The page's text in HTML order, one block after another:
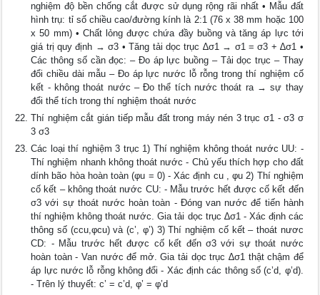
nghiệm độ bền chống cắt được sử dụng rộng rãi nhất • Mẫu đất
hình trụ: tỉ số chiều cao/đường kính là 2:1 (76 x 38 mm hoặc 100
x 50 mm) • Chất lỏng được chứa đầy buồng và tăng áp lực tới
giá trị quy định → σ3 • Tăng tải dọc trục ∆σ1 → σ1 = σ3 + ∆σ1 •
Các thông số cần đọc: – Đo áp lực buồng – Tải dọc trục – Thay
đổi chiều dài mẫu – Đo áp lực nước lỗ rỗng trong thí nghiệm cố
kết - không thoát nước – Đo thể tích nước thoát ra → sự thay
đổi thể tích trong thí nghiệm thoát nước
Thí nghiệm cắt gián tiếp mẫu đất trong máy nén 3 trục σ1 - σ3 σ
3 σ3
Các loại thí nghiệm 3 trục 1) Thí nghiệm không thoát nước UU: -
Thí nghiệm nhanh không thoát nước - Chủ yếu thích hợp cho đất
dính bão hòa hoàn toàn (φu = 0) - Xác định cu , φu 2) Thí nghiệm
cố kết – không thoát nước CU: - Mẫu trước hết được cố kết đến
σ3 với sự thoát nước hoàn toàn - Đóng van nước để tiến hành
thí nghiệm không thoát nước. Gia tải dọc trục ∆σ1 - Xác định các
thông số (ccu,φcu) và (c’, φ’) 3) Thí nghiệm cố kết – thoát nươc
CD: - Mẫu trước hết được cố kết đến σ3 với sự thoát nước
hoàn toàn - Van nước để mở. Gia tải dọc trục ∆σ1 thật chậm để
áp lực nước lỗ rỗng không đổi - Xác định các thông số (c’d, φ’d).
- Trên lý thuyết: c’ = c’d, φ’ = φ’d